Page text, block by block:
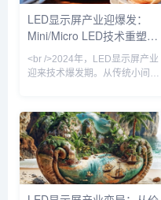
华灿光电的MIP（Micro in
Package）封装方案已实现月产
能10万片。业内普遍认为，这
LED显示屏产业迎爆发：
Mini/Micro LED技术重塑显
示新格局
<br />2024年，LED显示屏产业
迎来技术爆发期。从传统小间距
变革。据最新行业报道，多家头
部企业已实现Mini LED背光显
示器的量产，其亮度、对比度和
色彩表现力均超越传统LCD，甚
至在某些维度上可与OLED抗
衡。更引人注目的是，Micro